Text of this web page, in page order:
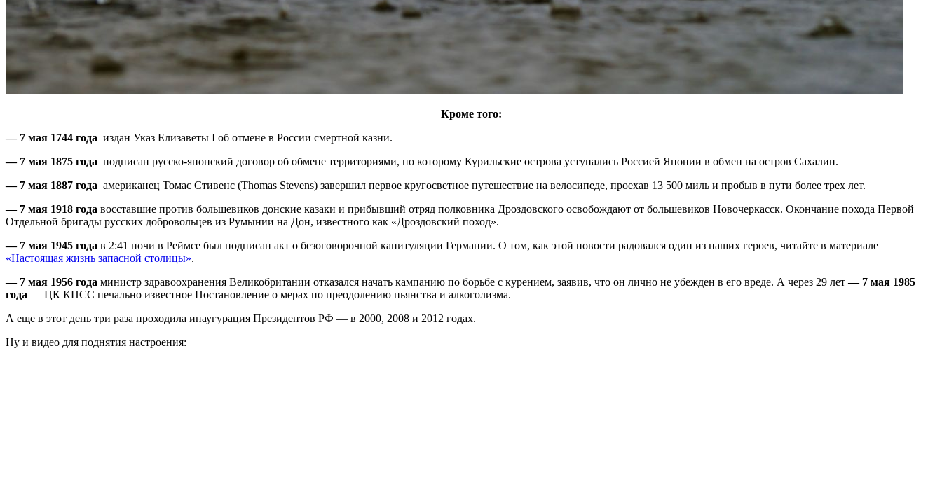
Кроме того:
— 7 мая 1744 года издан Указ Елизаветы I об отмене в России смертной казни.
— 7 мая 1875 года подписан русско-японский договор об обмене территориями, по которому Курильские острова уступались Россией Японии в обмен на остров Сахалин.
— 7 мая 1887 года американец Томас Стивенс (Thomas Stevens) завершил первое кругосветное путешествие на велосипеде, проехав 13 500 миль и пробыв в пути более трех лет.
— 7 мая 1918 года восставшие против большевиков донские казаки и прибывший отряд полковника Дроздовского освобождают от большевиков Новочеркасск. Окончание похода Первой
Отдельной бригады русских добровольцев из Румынии на Дон, известного как «Дроздовский поход».
— 7 мая 1945 года в 2:41 ночи в Реймсе был подписан акт о безоговорочной капитуляции Германии. О том, как этой новости радовался один из наших героев, читайте в материале
«Настоящая жизнь запасной столицы».
— 7 мая 1956 года министр здравоохранения Великобритании отказался начать кампанию по борьбе с курением, заявив, что он лично не убежден в его вреде. А через 29 лет— 7 мая 1985
года — ЦК КПСС печально известное Постановление о мерах по преодолению пьянства и алкоголизма.
А еще в этот день три раза проходила инаугурация Президентов РФ — в 2000, 2008 и 2012 годах.
Ну и видео для поднятия настроения: